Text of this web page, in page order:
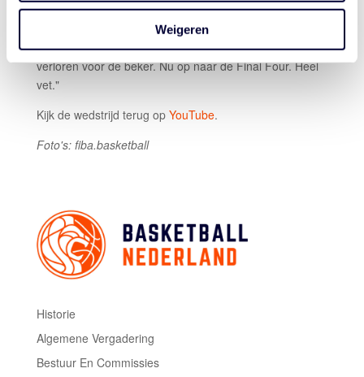
Weigeren
thuisvoordeel en het was geweldig om weer voor fans te
spelen. Er hangt altijd veel spanning rond de wedstrijden
tegen Girona, helemaal nadat we van ze hadden
verloren voor de beker. Nu op naar de Final Four. Heel
vet."
Kijk de wedstrijd terug op YouTube.
Foto's: fiba.basketball
Historie
Algemene Vergadering
Bestuur En Commissies